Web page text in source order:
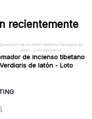
recientemente
de incienso tibetano
Verdigris de latón - Loto